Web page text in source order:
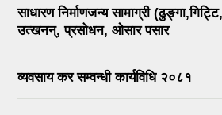
साधारण निर्माणजन्य सामाग्री
उत्खनन्, प्रसोधन, ओसार पसार
व्यवसाय कर सम्वन्धी कार्यविधि २०८१